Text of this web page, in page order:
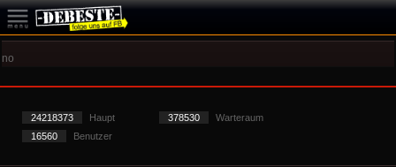
no
24218373 Haupt 378530
Warteraum
16560
Benutzer